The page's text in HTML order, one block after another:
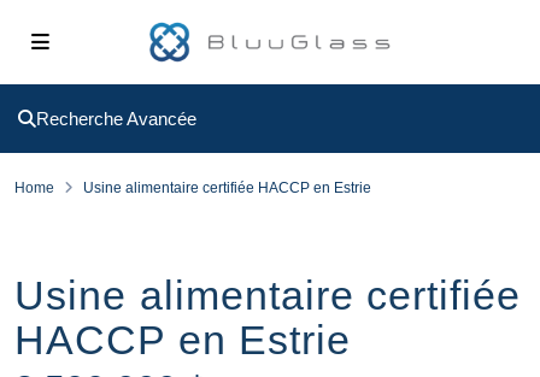
Recherche Avancée
Home Usine alimentaire certifiée HACCP en Estrie
Usine alimentaire certifiée
HACCP en Estrie